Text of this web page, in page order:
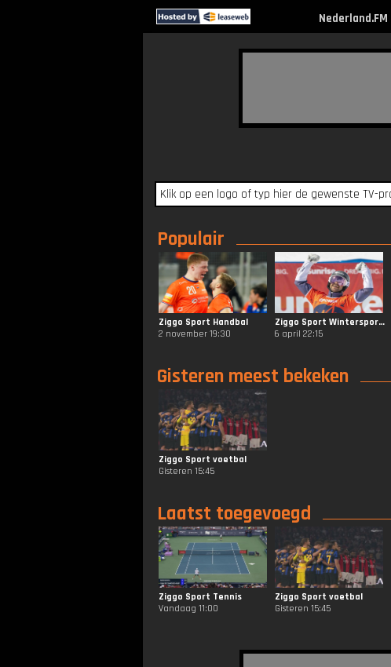
Nederland.FM
Populair
Ziggo Sport Handbal
2 november 19:30
Ziggo Sport Wintersporten
6 april 22:15
Gisteren meest bekeken
Ziggo Sport voetbal
Gisteren 15:45
Laatst toegevoegd
Ziggo Sport Tennis
Vandaag 11:00
Ziggo Sport voetbal
Gisteren 15:45